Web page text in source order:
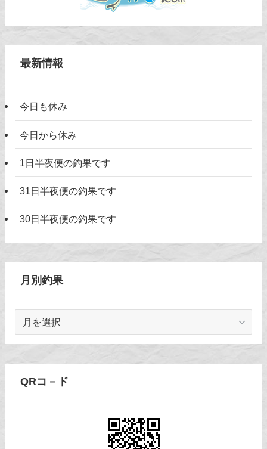
最新情報
今日も休み
今日から休み
1日半夜便の釣果です
31日半夜便の釣果です
30日半夜便の釣果です
月別釣果
釣
QRコ－ド